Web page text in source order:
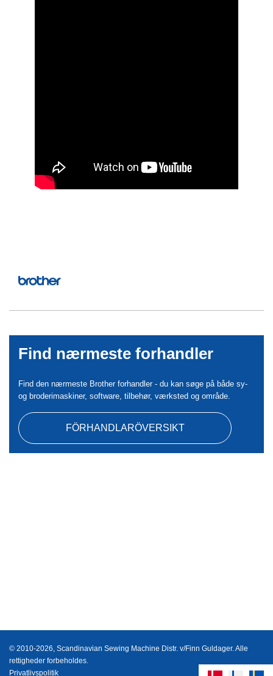
Find nærmeste forhandler
Find den nærmeste Brother forhandler - du kan søge på både sy-
og broderimaskiner, software, tilbehør, værksted og område.
FÖRHANDLARÖVERSIKT
© 2010-2026, Scandinavian Sewing Machine Distr. v/Finn Guldager. Alle
rettigheder forbeholdes.
Privatlivspolitik